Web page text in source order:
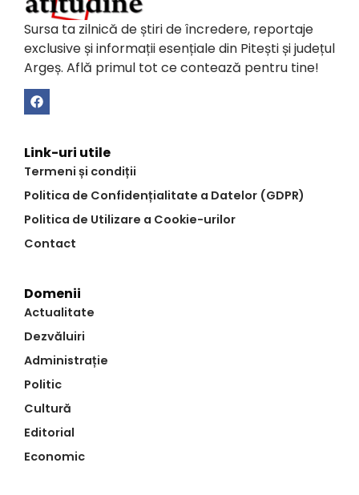
Sursa ta zilnică de știri de încredere, reportaje
exclusive și informații esențiale din Pitești și județul
Argeș. Află primul tot ce contează pentru tine!
Link-uri utile
Termeni și condiții
Politica de Confidențialitate a Datelor (GDPR)
Politica de Utilizare a Cookie-urilor
Contact
Domenii
Actualitate
Dezvăluiri
Administrație
Politic
Cultură
Editorial
Economic